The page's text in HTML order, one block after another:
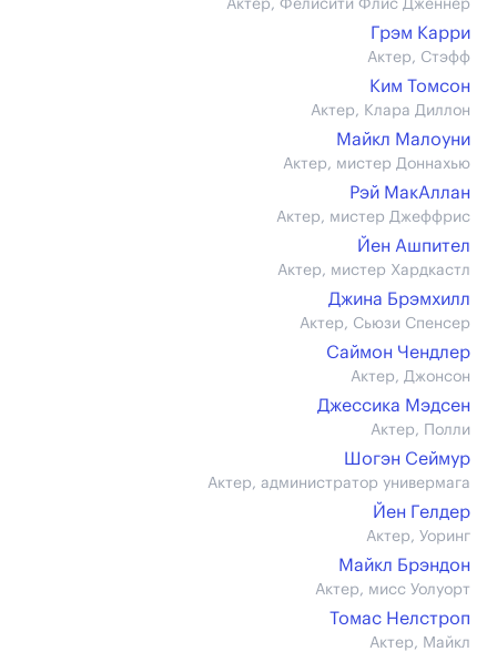
Актер, Фелисити Флис Дженнер
Грэм Карри
Актер, Стэфф
Ким Томсон
Актер, Клара Диллон
Майкл Малоуни
Актер, мистер Доннахью
Рэй МакАллан
Актер, мистер Джеффрис
Йен Ашпител
Актер, мистер Хардкастл
Джина Брэмхилл
Актер, Сьюзи Спенсер
Саймон Чендлер
Актер, Джонсон
Джессика Мэдсен
Актер, Полли
Шогэн Сеймур
Актер, администратор универмага
Йен Гелдер
Актер, Уоринг
Майкл Брэндон
Актер, мисс Уолуорт
Томас Нелстроп
Актер, Майкл